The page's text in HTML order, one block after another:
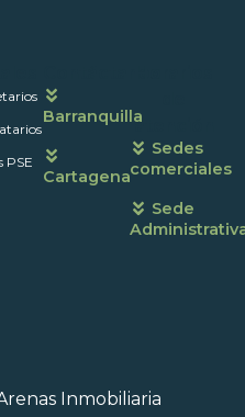
PSE
Barranquilla
Cartagena
atención
Sedes
comerciales
Sede
Inmobiliaria